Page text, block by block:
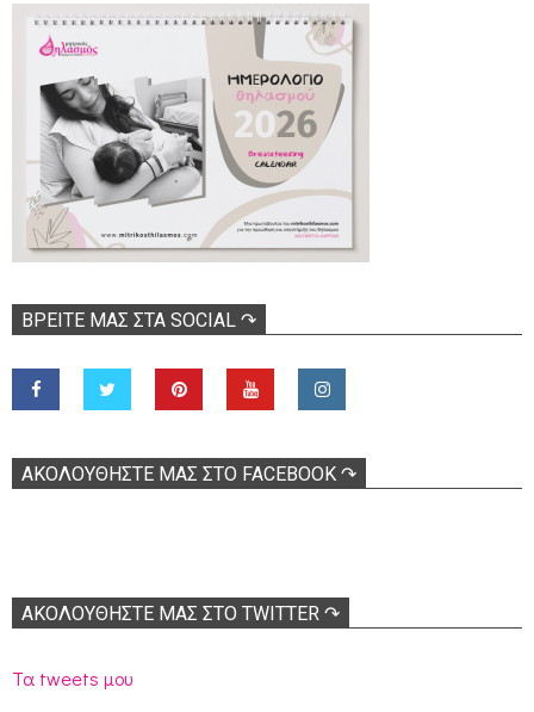
ΒΡΕΊΤΕ ΜΑΣ ΣΤΑ SOCIAL ↷
ΑΚΟΛOΥΘΉΣΤΕ ΜΑΣ ΣΤΟ FACEBOOK ↷
ΑΚΟΛΟΥΘΉΣΤΕ ΜΑΣ ΣΤΟ TWITTER ↷
Τα tweets μου